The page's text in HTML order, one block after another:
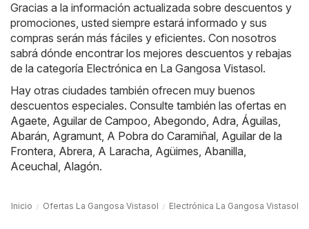
Gracias a la información actualizada sobre descuentos y
promociones, usted siempre estará informado y sus
compras serán más fáciles y eficientes. Con nosotros
sabrá dónde encontrar los mejores descuentos y rebajas
de la categoría Electrónica en La Gangosa Vistasol.
Hay otras ciudades también ofrecen muy buenos
descuentos especiales. Consulte también las ofertas en
Agaete, Aguilar de Campoo, Abegondo, Adra, Águilas,
Abarán, Agramunt, A Pobra do Caramiñal, Aguilar de la
Frontera, Abrera, A Laracha, Agüimes, Abanilla,
Aceuchal, Alagón.
Inicio Ofertas La Gangosa Vistasol Electrónica La Gangosa Vistasol